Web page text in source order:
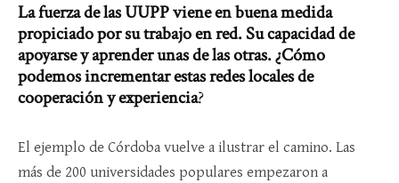
La fuerza de las UUPP viene en buena medida
propiciado por su trabajo en red. Su capacidad de
apoyarse y aprender unas de las otras. ¿Cómo
podemos incrementar estas redes locales de
cooperación y experiencia?
El ejemplo de Córdoba vuelve a ilustrar el camino. Las
más de 200 universidades populares empezaron a